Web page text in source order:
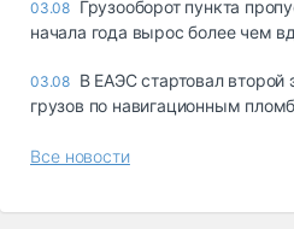
03.08 Грузооборот пункта
начала года вырос более чем
03.08 В ЕАЭС стартовал второй
грузов по навигационным
Все новости